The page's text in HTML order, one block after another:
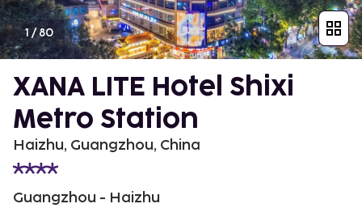
1/80
XANA LITE Hotel Shixi
Metro Station
Haizhu, Guangzhou, China
Guangzhou - Haizhu